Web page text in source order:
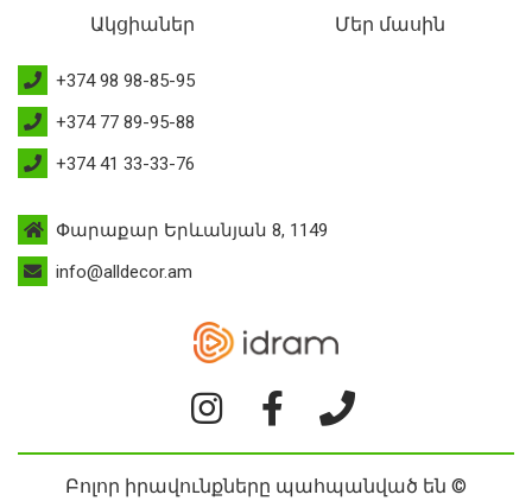
Ակցիաներ
Մեր մասին
+374 98 98-85-95
+374 77 89-95-88
+374 41 33-33-76
Փարաքար Երևանյան 8, 1149
info@alldecor.am
Բոլոր իրավունքները պահպանված են ©